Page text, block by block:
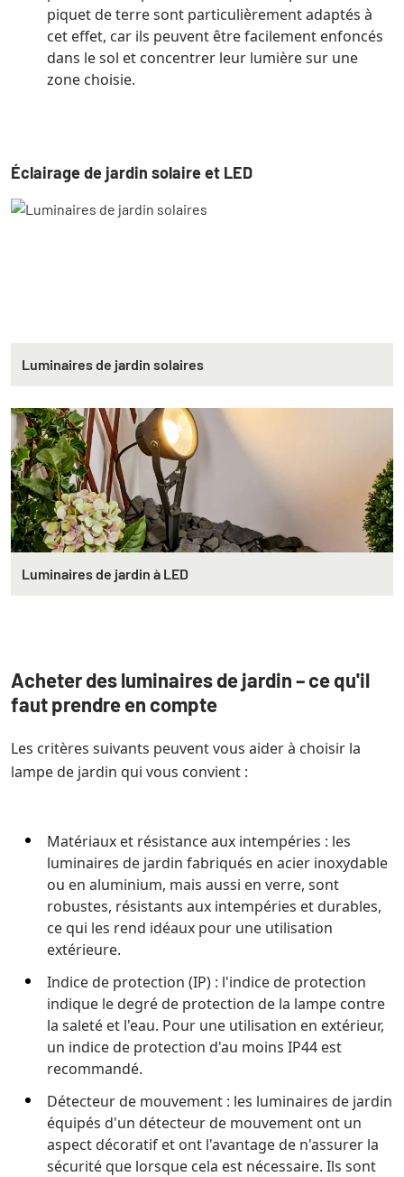
piquet de terre sont particulièrement adaptés à
cet effet, car ils peuvent être facilement enfoncés
dans le sol et concentrer leur lumière sur une
zone choisie.
Éclairage de jardin solaire et LED
Luminaires de jardin solaires
Luminaires de jardin à LED
Acheter des luminaires de jardin – ce qu'il
faut prendre en compte
Les critères suivants peuvent vous aider à choisir la
lampe de jardin qui vous convient :
Matériaux et résistance aux intempéries : les
luminaires de jardin fabriqués en acier inoxydable
ou en aluminium, mais aussi en verre, sont
robustes, résistants aux intempéries et durables,
ce qui les rend idéaux pour une utilisation
extérieure.
Indice de protection (IP) : l'indice de protection
indique le degré de protection de la lampe contre
la saleté et l'eau. Pour une utilisation en extérieur,
un indice de protection d'au moins IP44 est
recommandé.
Détecteur de mouvement : les luminaires de jardin
équipés d'un détecteur de mouvement ont un
aspect décoratif et ont l'avantage de n'assurer la
sécurité que lorsque cela est nécessaire. Ils sont